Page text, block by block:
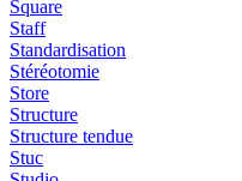
Square
Staff
Standardisation
Stéréotomie
Store
Structure
Structure tendue
Stuc